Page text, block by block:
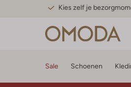
Kies zelf je
Sale Schoenen